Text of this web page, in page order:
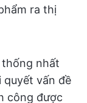
ra thị
thống nhất
quyết vấn đề
công được